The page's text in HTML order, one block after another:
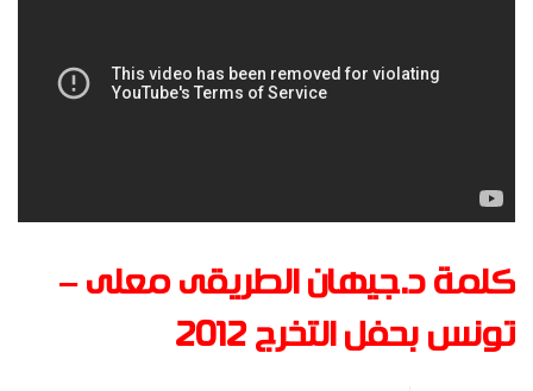
كلمة د.جيهان الطريقى معلى –
تونس بحفل التخرج 2012